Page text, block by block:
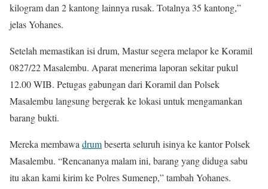
kilogram dan 2 kantong lainnya rusak. Totalnya 35 kantong,”
jelas Yohanes.
Setelah memastikan isi drum, Mastur segera melapor ke Koramil
0827/22 Masalembu. Aparat menerima laporan sekitar pukul
12.00 WIB. Petugas gabungan dari Koramil dan Polsek
Masalembu langsung bergerak ke lokasi untuk mengamankan
barang bukti.
Mereka membawa drumbeserta seluruh isinya ke kantor Polsek
Masalembu. “Rencananya malam ini, barang yang diduga sabu
itu akan kami kirim ke Polres Sumenep,” tambah Yohanes.